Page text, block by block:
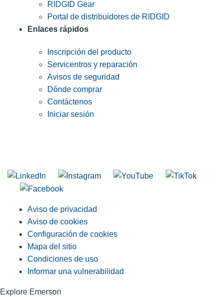
RIDGID Gear
Portal de distribuidores de RIDGID
Enlaces rápidos
Inscripción del producto
Servicentros y reparación
Avisos de seguridad
Dónde comprar
Contáctenos
Iniciar sesión
Aviso de privacidad
Aviso de cookies
Configuración de cookies
Mapa del sitio
Condiciones de uso
Informar una vulnerabilidad
Explore Emerson